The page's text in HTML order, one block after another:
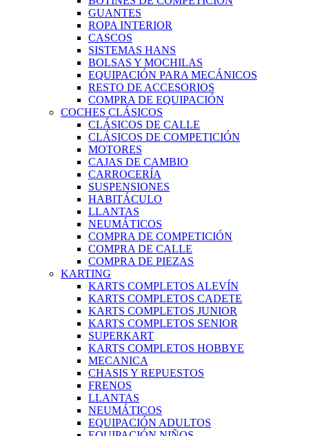
GUANTES
ROPA INTERIOR
CASCOS
SISTEMAS HANS
BOLSAS Y MOCHILAS
EQUIPACIÓN PARA MECÁNICOS
RESTO DE ACCESORIOS
COMPRA DE EQUIPACIÓN
COCHES CLÁSICOS
CLÁSICOS DE CALLE
CLÁSICOS DE COMPETICIÓN
MOTORES
CAJAS DE CAMBIO
CARROCERÍA
SUSPENSIONES
HABITÁCULO
LLANTAS
NEUMÁTICOS
COMPRA DE COMPETICIÓN
COMPRA DE CALLE
COMPRA DE PIEZAS
KARTING
KARTS COMPLETOS ALEVÍN
KARTS COMPLETOS CADETE
KARTS COMPLETOS JUNIOR
KARTS COMPLETOS SENIOR
SUPERKART
KARTS COMPLETOS HOBBYE
MECANICA
CHASIS Y REPUESTOS
FRENOS
LLANTAS
NEUMÁTICOS
EQUIPACIÓN ADULTOS